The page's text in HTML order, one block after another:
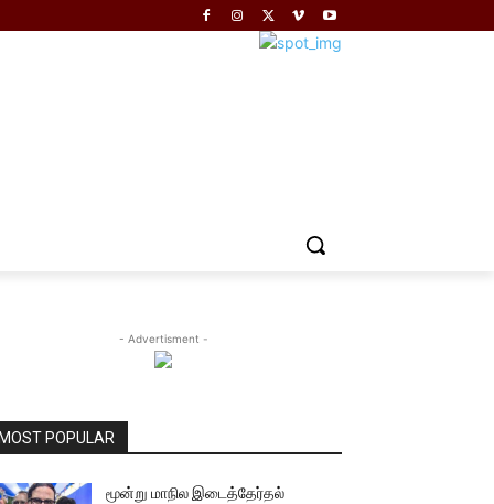
- Advertisment -
MOST POPULAR
மூன்று மாநில இடைத்தேர்தல்